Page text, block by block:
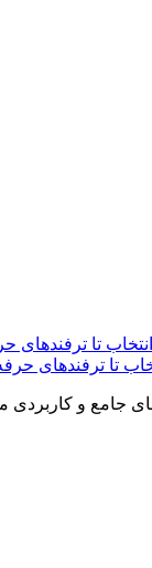
تا ترفندهای
جامع و کاربردی